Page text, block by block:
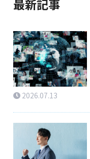
最新記事
2026.07.13